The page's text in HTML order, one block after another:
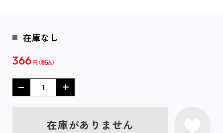
在庫なし
366 円
在庫がありません